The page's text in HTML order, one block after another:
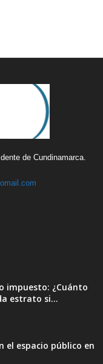
de Cundinamarca.
impuesto: ¿Cuánto
estrato si...
el espacio público en